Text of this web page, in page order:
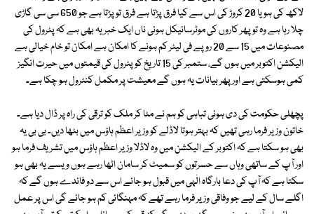
لاکھ کی ہو یا 20 کروڑ کی اس سے کیا فرق پڑتا ہے فرق تو پڑتا ہے جو 650 سی سی گاڑی
چلا رہا ہے وہ تو پھر کاروں کی موٹرسائیکل ہوئی ناں ایک خبر یہ بھی ہے کہ پٹرول کی
مصنوعات میں 15 سے 20 روپے فی لیٹر کم ہونے کا امکان ہے امکان تو خام خیالی ہے
الیکشن اکتوبر میں ہوں گے، ستمبر کی 15 تاریخ کو پٹرول کی قیمتوں میں حیرت انگیز
کمی ہوسکتی ہے اور پھر بیانات یہ ہوں گے معیشت پر مکمل کنٹرول ہو چکا ہے۔
پچھلی حکومت کی دی ہوئی تباہی کو ہم نے مٹا کر ملک کو ترقی کی راہ پر ڈال دیا ہے۔
خاتون وزیر فرما رہی تھیں کہ بہتر ہوتا لاڈلے کو وزیر اعظم ہاؤس میں بٹھا دیں۔ بی بی یہ
بھی ہو سکتا ہے کہ اکتوبر کے الیکشن میں وہ لاڈلا وزیر اعظم ہاؤس میں تشریف فرما ہو
اور آپ کے ساتھی وہاں سے حسرتوں کو سمیٹ کر سامان اٹھا رہے ہوں ویسے یہ بھی ہو
سکتا ہے کہ آپ کی دعا بارگاہ الٰہی میں قبول ہو جائے اس سے دو فائدے ہوں گے کہ
اگلے سال کے لیے جو وفاقی وزیر فرما رہے تھے کہ مہنگائی کم ہو جائے گی اس پر عمل